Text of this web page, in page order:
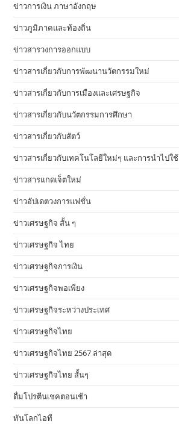
ข่าวการเงิน ภาษาอังกฤษ
ข่าวภูมิภาคและท้องถิ่น
ข่าวสารวงการออกแบบ
ข่าวสารเกี่ยวกับการพัฒนานวัตกรรมใหม่
ข่าวสารเกี่ยวกับการเมืองและเศรษฐกิจ
ข่าวสารเกี่ยวกับนวัตกรรมการศึกษา
ข่าวสารเกี่ยวกับสัตว์
ข่าวสารเกี่ยวกับเทคโนโลยีใหม่ๆ และการนำไปใช้
ข่าวสารแกดเจ็ตใหม่
ข่าวอัปเดตวงการแฟชั่น
ข่าวเศรษฐกิจ สั้น ๆ
ข่าวเศรษฐกิจ ไทย
ข่าวเศรษฐกิจการเงิน
ข่าวเศรษฐกิจพอเพียง
ข่าวเศรษฐกิจระหว่างประเทศ
ข่าวเศรษฐกิจไทย
ข่าวเศรษฐกิจไทย 2567 ล่าสุด
ข่าวเศรษฐกิจไทย สั้นๆ
ดื่มโปรตีนเชคตอนเช้า
ทันโลกไอที